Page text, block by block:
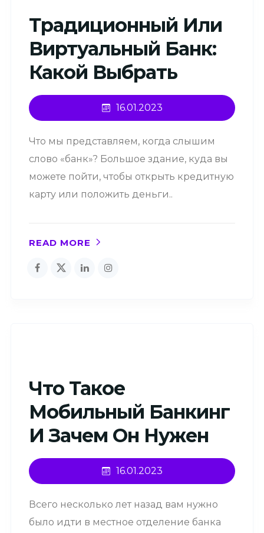
Традиционный Или
Виртуальный Банк:
Какой Выбрать
16.01.2023
Что мы представляем, когда слышим
слово «банк»? Большое здание, куда вы
можете пойти, чтобы открыть кредитную
карту или положить деньги..
READ MORE
Что Такое
Мобильный Банкинг
И Зачем Он Нужен
16.01.2023
Всего несколько лет назад вам нужно
было идти в местное отделение банка